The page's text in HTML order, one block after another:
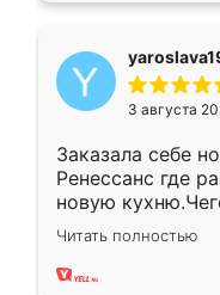
3 августа
Заказала себе
Ренессанс где
новую
вполне
два года,
Читать полностью